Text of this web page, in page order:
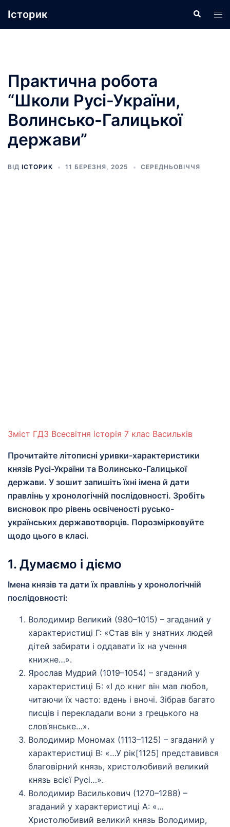
доІсторик Пошук
Практична робота
“Школи Русі-України,
Волинсько-Галицької
держави”
ВІД ІСТОРИК 11 БЕРЕЗНЯ, 2025 СЕРЕДНЬОВІЧЧЯ
Зміст ГДЗ Всесвітня історія 7 клас Васильків
Прочитайте літописні уривки-характеристики
князів Русі-України та Волинсько-Галицької
держави. У зошит запишіть їхні імена й дати
правлінь у хронологічній послідовності. Зробіть
висновок про рівень освіченості русько-
українських державотворців. Порозмірковуйте
щодо цього в класі.
1. Думаємо і діємо
Імена князів та дати їх правлінь у хронологічній
послідовності:
Володимир Великий (980–1015) – згаданий у
характеристиці Г: «Став він у знатних людей
дітей забирати і оддавати їх на учення
книжне…».
Ярослав Мудрий (1019–1054) – згаданий у
характеристиці Б: «І до книг він мав любов,
читаючи їх часто: вдень і вночі. Зібрав багато
писців і перекладали вони з грецького на
слов’янське…».
Володимир Мономах (1113–1125) – згаданий у
характеристиці В: «…У рік[1125] представився
благовірний князь, христолюбивий великий
князь всієї Русі…».
Володимир Василькович (1270–1288) –
згаданий у характеристиці А: «…
Христолюбивий великий князь Володимир,